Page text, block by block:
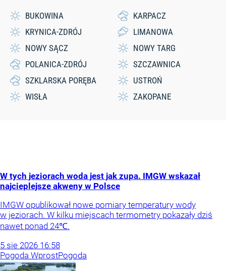
0 0.35
BUKOWINA
KARPACZ
KRYNICA-ZDRÓJ
LIMANOWA
NOWY SĄCZ
NOWY TARG
POLANICA-ZDRÓJ
SZCZAWNICA
SZKLARSKA PORĘBA
USTROŃ
WISŁA
ZAKOPANE
W tych jeziorach woda jest jak zupa. IMGW wskazał
najcieplejsze akweny w Polsce
IMGW opublikował nowe pomiary temperatury wody
w jeziorach. W kilku miejscach termometry pokazały dziś
nawet ponad 24℃.
5 sie 2026 16:58
Pogoda WprostPogoda